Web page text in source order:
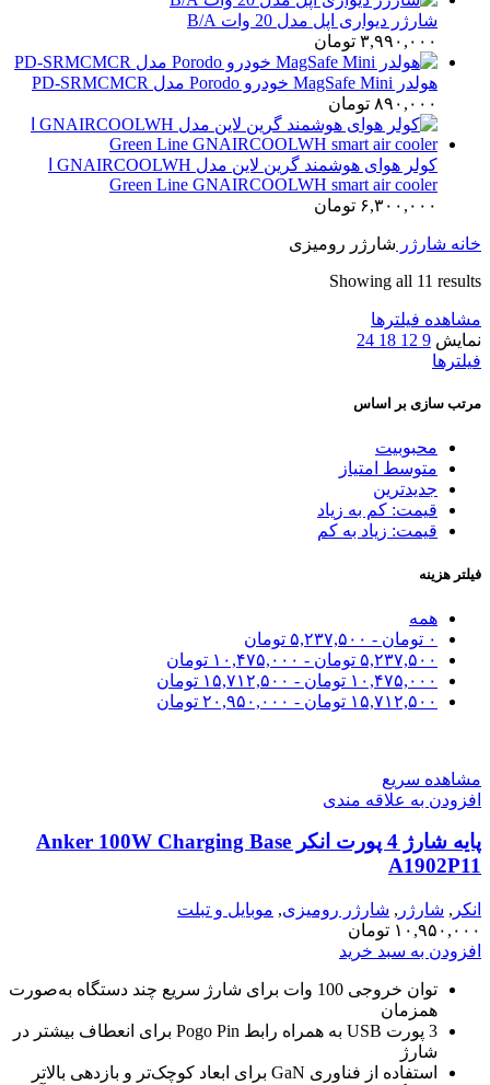
شارژر دیواری اپل مدل 20 وات B/A
۳,۹۹۰,۰۰۰ تومان
هولدر MagSafe Mini خودرو Porodo مدل PD-SRMCMCR
۸۹۰,۰۰۰ تومان
Green Line GNAIRCOOLWH smart air cooler
۶,۳۰۰,۰۰۰ تومان
خانه شارژر شارژر رومیزی
Showing all 11 results
مشاهده فیلترها
نمایش 9
12
18
24
فیلترها
مرتب سازی بر اساس
محبوبیت
متوسط امتیاز
جدیدترین
قیمت: کم به زیاد
قیمت: زیاد به کم
فیلتر هزینه
همه
۰ تومان - ۵,۲۳۷,۵۰۰ تومان
۵,۲۳۷,۵۰۰ تومان - ۱۰,۴۷۵,۰۰۰ تومان
۱۰,۴۷۵,۰۰۰ تومان - ۱۵,۷۱۲,۵۰۰ تومان
۱۵,۷۱۲,۵۰۰ تومان - ۲۰,۹۵۰,۰۰۰ تومان
مشاهده سریع
افزودن به علاقه مندی
پایه شارژ 4 پورت انکر Anker 100W Charging Base
A1902P11
انکر , شارژر , شارژر رومیزی, موبایل و تبلت
۱۰,۹۵۰,۰۰۰ تومان
افزودن به سبد خرید
توان خروجی 100 وات برای شارژ سریع چند دستگاه به‌صورت
همزمان
3 پورت USB به همراه رابط Pogo Pin برای انعطاف بیشتر در
شارژ
استفاده از فناوری GaN برای ابعاد کوچک‌تر و بازدهی بالاتر